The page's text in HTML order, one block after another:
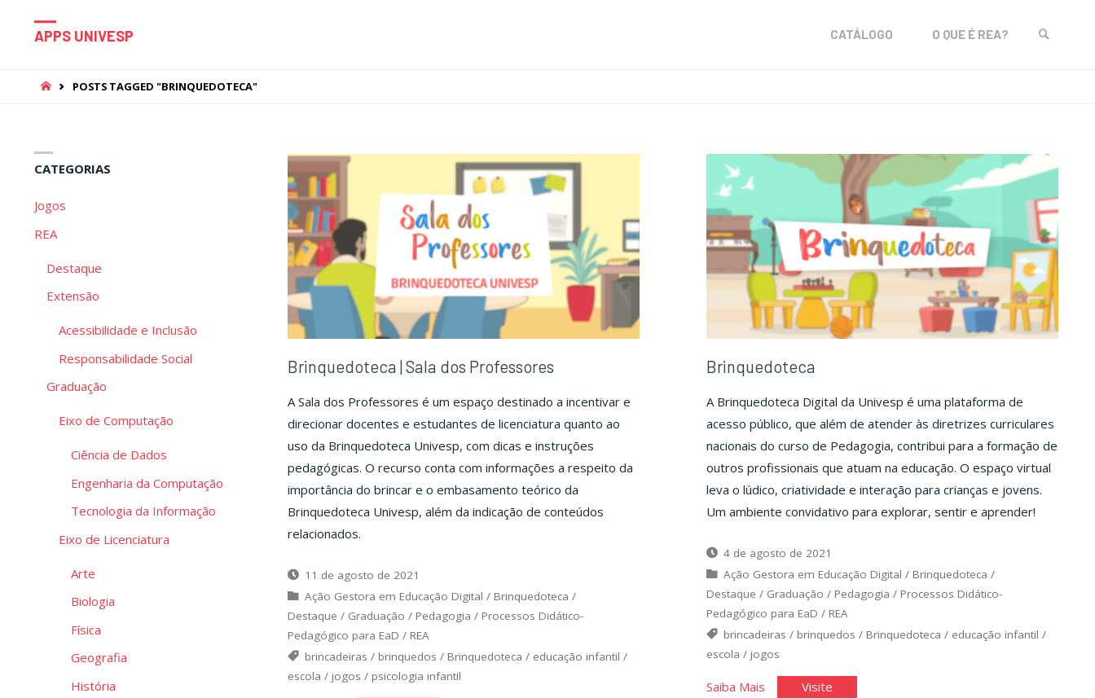
APPS UNIVESP CATÁLOGO O QUE É REA?
HOMEPOSTS TAGGED "BRINQUEDOTECA"
Brinquedoteca | Sala dos Professores
A Sala dos Professores é um espaço destinado a incentivar e
direcionar docentes e estudantes de licenciatura quanto ao
uso da Brinquedoteca Univesp, com dicas e instruções
pedagógicas. O recurso conta com informações a respeito da
importância do brincar e o embasamento teórico da
Brinquedoteca Univesp, além da indicação de conteúdos
relacionados.
11 de agosto de 2021
Ação Gestora em Educação Digital / Brinquedoteca /
Destaque / Graduação / Pedagogia / Processos Didático-
Pedagógico para EaD / REA
brincadeiras / brinquedos / Brinquedoteca / educação infantil /
escola / jogos / psicologia infantil
Brinquedoteca
A Brinquedoteca Digital da Univesp é uma plataforma de
acesso público, que além de atender às diretrizes curriculares
nacionais do curso de Pedagogia, contribui para a formação de
outros profissionais que atuam na educação. O espaço virtual
leva o lúdico, criatividade e interação para crianças e jovens.
Um ambiente convidativo para explorar, sentir e aprender!
4 de agosto de 2021
Ação Gestora em Educação Digital / Brinquedoteca /
Destaque / Graduação / Pedagogia / Processos Didático-
Pedagógico para EaD / REA
brincadeiras / brinquedos / Brinquedoteca / educação infantil /
escola / jogos
Saiba Mais"Brinquedoteca"
Visite"Brinquedoteca"
CATEGORIAS
Jogos
REA
Destaque
Extensão
Acessibilidade e Inclusão
Responsabilidade Social
Graduação
Eixo de Computação
Ciência de Dados
Engenharia da Computação
Tecnologia da Informação
Eixo de Licenciatura
Arte
Biologia
Física
Geografia
História